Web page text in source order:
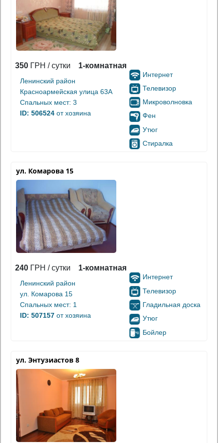
350 ГРН / сутки 1-комнатная
Ленинский район
Красноармейская улица 63А
Спальных мест: 3
ID: 506524 от хозяина
Интернет
Телевизор
Микроволновка
Фен
Утюг
Стиралка
ул. Комарова 15
240 ГРН / сутки 1-комнатная
Ленинский район
ул. Комарова 15
Спальных мест: 1
ID: 507157 от хозяина
Интернет
Телевизор
Гладильная доска
Утюг
Бойлер
ул. Энтузиастов 8